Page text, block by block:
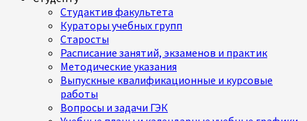
Студактив факультета
Кураторы учебных групп
Старосты
Расписание занятий, экзаменов и практик
Методические указания
Выпускные квалификационные и курсовые
работы
Вопросы и задачи ГЭК